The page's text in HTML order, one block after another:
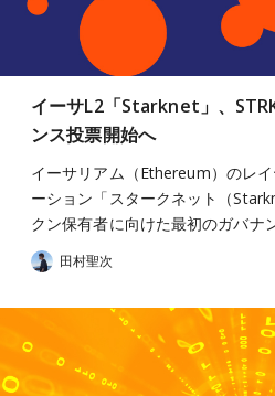
イーサL2「Starknet」、
ンス投票開始へ
イーサリアム（Ethereum）のレ
ーション「スタークネット（
クン保有者に向けた最初のガバナ
田村聖次